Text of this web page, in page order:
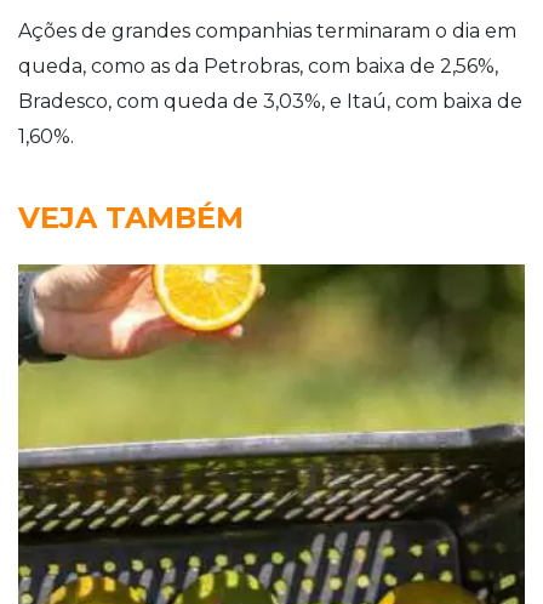
Ações de grandes companhias terminaram o dia em
queda, como as da Petrobras, com baixa de 2,56%,
Bradesco, com queda de 3,03%, e Itaú, com baixa de
1,60%.
VEJA TAMBÉM